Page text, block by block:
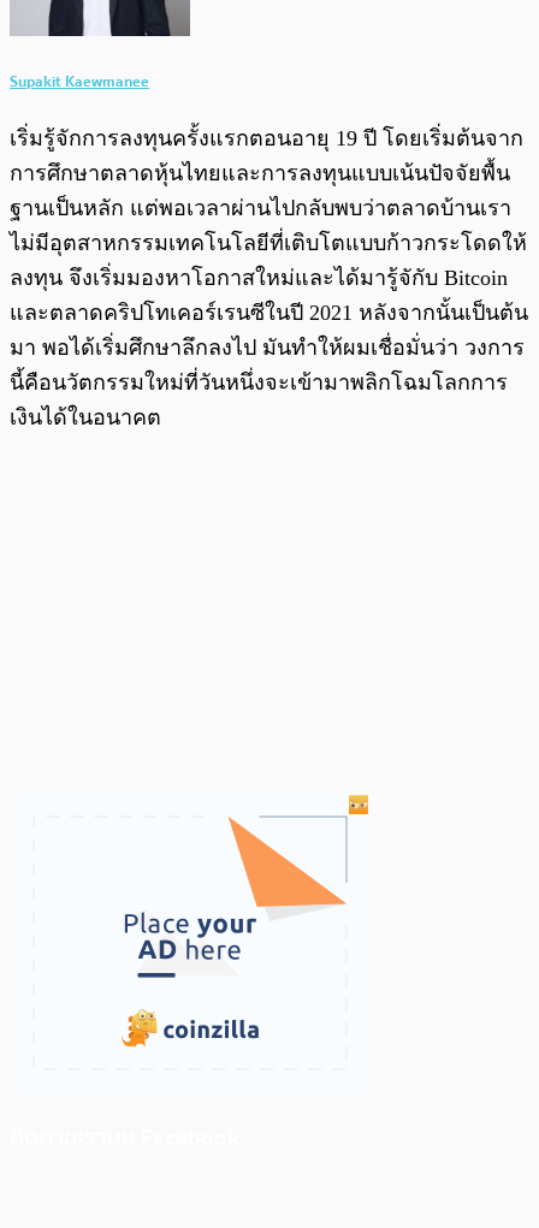
Supakit Kaewmanee
เริ่มรู้จักการลงทุนครั้งแรกตอนอายุ 19 ปี โดยเริ่มต้นจาก
การศึกษาตลาดหุ้นไทยและการลงทุนแบบเน้นปัจจัยพื้น
ฐานเป็นหลัก แต่พอเวลาผ่านไปกลับพบว่าตลาดบ้านเรา
ไม่มีอุตสาหกรรมเทคโนโลยีที่เติบโตแบบก้าวกระโดดให้
ลงทุน จึงเริ่มมองหาโอกาสใหม่และได้มารู้จักับ Bitcoin
และตลาดคริปโทเคอร์เรนซีในปี 2021 หลังจากนั้นเป็นต้น
มา พอได้เริ่มศึกษาลึกลงไป มันทำให้ผมเชื่อมั่นว่า วงการ
นี้คือนวัตกรรมใหม่ที่วันหนึ่งจะเข้ามาพลิกโฉมโลกการ
เงินได้ในอนาคต